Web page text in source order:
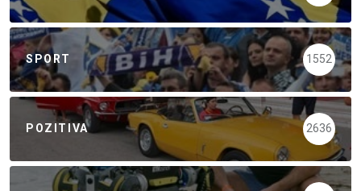
SPORT 1552
POZITIVA 2636